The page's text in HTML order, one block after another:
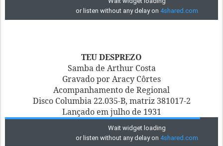
TEU DESPREZO
Samba de Arthur Costa
Gravado por Aracy Côrtes
Acompanhamento de Regional
Disco Columbia 22.035-B, matriz 381017-2
Lançado em julho de 1931